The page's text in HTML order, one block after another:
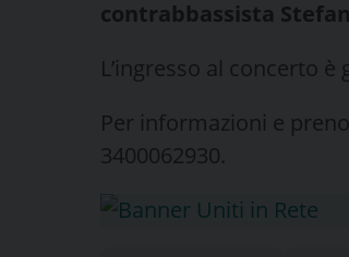
contrabbassista
L’ingresso al concerto è
Per informazioni e
3400062930.